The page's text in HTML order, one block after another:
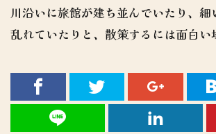
川沿いに旅館が建ち並んでいたり、細
乱れていたりと、散策するには面白い